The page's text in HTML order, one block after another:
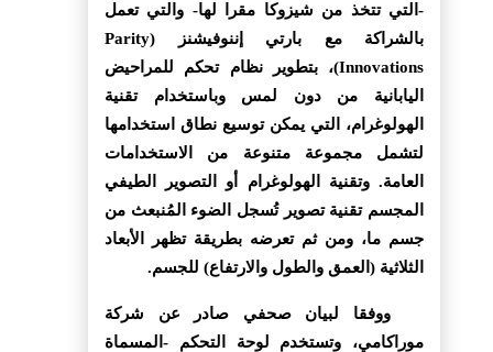
-التي تتخذ من شيزوكا مقرا لها- والتي تعمل
بالشراكة مع بارتي إننوفيشنز (Parity
Innovations)، بتطوير نظام تحكم للمراحيض
اليابانية من دون لمس وباستخدام تقنية
الهولوغرام، التي يمكن توسيع نطاق استخدامها
لتشمل مجموعة متنوعة من الاستخدامات
العامة. وتقنية الهولوغرام أو التصوير الطيفي
المجسم تقنية تصوير تُسجل الضوء المُنبعث من
جسم ما، ومن ثم تعرضه بطريقة تظهر الأبعاد
الثلاثية (العمق والطول والارتفاع) للجسم.
ووفقا لبيان صحفي صادر عن شركة
موراكامي، وتستخدم لوحة التحكم -المسماة